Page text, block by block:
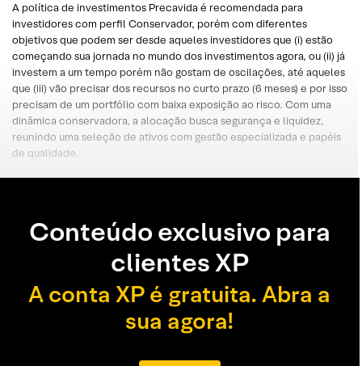
A política de investimentos Precavida é recomendada para
investidores com perfil Conservador, porém com diferentes
objetivos que podem ser desde aqueles investidores que (i) estão
começando sua jornada no mundo dos investimentos agora, ou (ii) já
investem a um tempo porém não gostam de oscilações, até aqueles
que (iii) vão precisar dos recursos no curto prazo (6 meses) e por isso
precisam de um portfólio com baixa exposição ao risco. Com uma
dinâmica conservadora, a alocação busca segurança e liquidez,
reunindo uma seleção de ativos com gestão especializada e papéis
de qualidade.
Conteúdo exclusivo para
clientes XP
A conta XP é gratuita. Abra a
sua agora!